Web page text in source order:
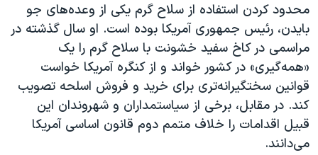
محدود کردن استفاده از سلاح گرم یکی از وعده‌های جو
بایدن، رئیس جمهوری آمریکا بوده‌ است. او سال گذشته در
مراسمی در کاخ سفید خشونت با سلاح گرم را یک
«همه‌گیری» در کشور خواند و از کنگره آمریکا خواست
قوانین سختگیرانه‌تری برای خرید و فروش اسلحه تصویب
کند. در مقابل، برخی از سیاستمداران و شهروندان این
قبیل اقدامات را خلاف متمم دوم قانون اساسی آمریکا
می‌دانند.